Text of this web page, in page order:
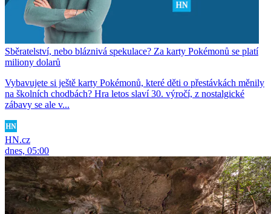
Sběratelství, nebo bláznivá spekulace? Za karty Pokémonů se platí
miliony dolarů
Vybavujete si ještě karty Pokémonů, které děti o přestávkách měnily
na školních chodbách? Hra letos slaví 30. výročí, z nostalgické
zábavy se ale v...
HN.cz
dnes, 05:00